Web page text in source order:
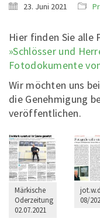
23. Juni 2021
Hier finden Sie alle
»Schlösser und
Fotodokumente
Wir möchten uns
die Genehmigung
veröffentlichen.
Märkische
Oderzeitung
02.07.2021
jot.w.d
08/